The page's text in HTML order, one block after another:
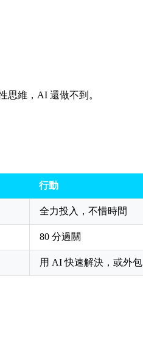
維，AI 還做不到。
行動
全力投入，不惜時間
80 分過關
用 AI 快速解決，或外包